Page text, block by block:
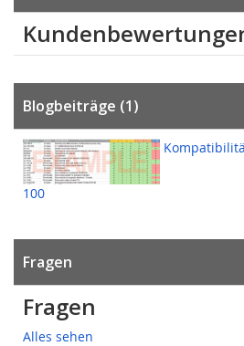
Blogbeiträge (1)
100
Fragen
Fragen
Alles sehen